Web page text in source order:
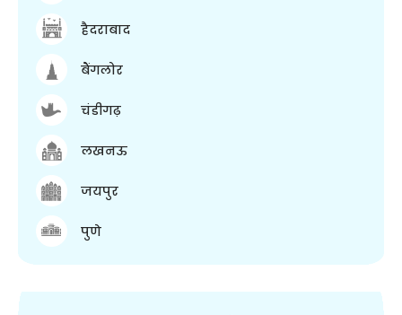
हैदराबाद
बैंगलोर
चंडीगढ़
लखनऊ
जयपुर
पुणे